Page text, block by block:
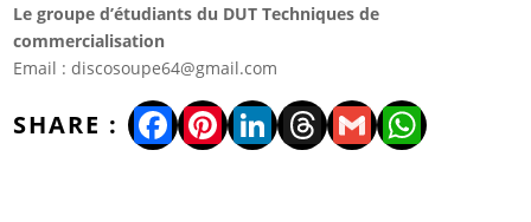
Le groupe d’étudiants du DUT Techniques de
commercialisation
Email : discosoupe64@gmail.com
Facebook
Pinterest
LinkedIn
Threads
Gmail